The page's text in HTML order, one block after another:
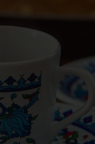
: Test Avis